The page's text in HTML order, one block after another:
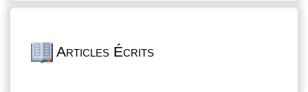
Articles Écrits